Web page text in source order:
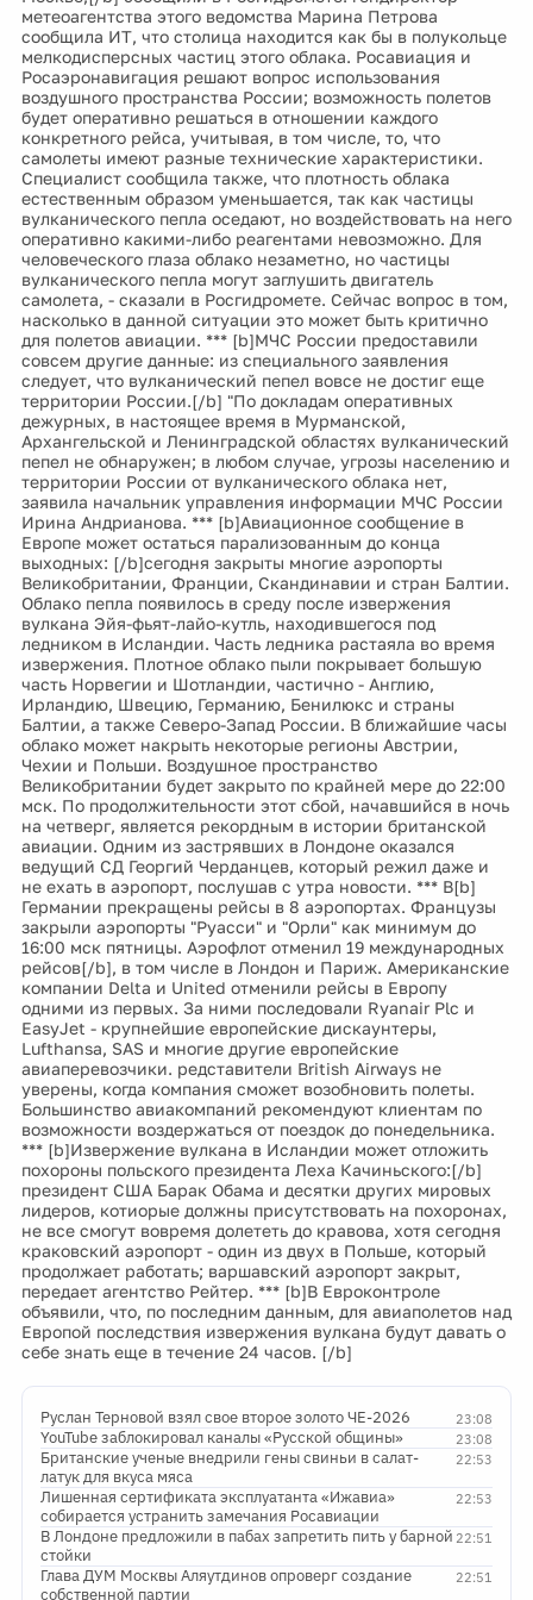
метеоагентства этого ведомства Марина Петрова
сообщила ИТ, что столица находится как бы в полукольце
мелкодисперсных частиц этого облака. Росавиация и
Росаэронавигация решают вопрос использования
воздушного пространства России; возможность полетов
будет оперативно решаться в отношении каждого
конкретного рейса, учитывая, в том числе, то, что
самолеты имеют разные технические характеристики.
Специалист сообщила также, что плотность облака
естественным образом уменьшается, так как частицы
вулканического пепла оседают, но воздействовать на него
оперативно какими-либо реагентами невозможно. Для
человеческого глаза облако незаметно, но частицы
вулканического пепла могут заглушить двигатель
самолета, - сказали в Росгидромете. Сейчас вопрос в том,
насколько в данной ситуации это может быть критично
для полетов авиации. *** [b]МЧС России предоставили
совсем другие данные: из специального заявления
следует, что вулканический пепел вовсе не достиг еще
территории России.[/b] "По докладам оперативных
дежурных, в настоящее время в Мурманской,
Архангельской и Ленинградской областях вулканический
пепел не обнаружен; в любом случае, угрозы населению и
территории России от вулканического облака нет,
заявила начальник управления информации МЧС России
Ирина Андрианова. *** [b]Авиационное сообщение в
Европе может остаться парализованным до конца
выходных: [/b]сегодня закрыты многие аэропорты
Великобритании, Франции, Скандинавии и стран Балтии.
Облако пепла появилось в среду после извержения
вулкана Эйя-фьят-лайо-кутль, находившегося под
ледником в Исландии. Часть ледника растаяла во время
извержения. Плотное облако пыли покрывает большую
часть Норвегии и Шотландии, частично - Англию,
Ирландию, Швецию, Германию, Бенилюкс и страны
Балтии, а также Северо-Запад России. В ближайшие часы
облако может накрыть некоторые регионы Австрии,
Чехии и Польши. Воздушное пространство
Великобритании будет закрыто по крайней мере до 22:00
мск. По продолжительности этот сбой, начавшийся в ночь
на четверг, является рекордным в истории британской
авиации. Одним из застрявших в Лондоне оказался
ведущий СД Георгий Черданцев, который режил даже и
не ехать в аэропорт, послушав с утра новости. *** В[b]
Германии прекращены рейсы в 8 аэропортах. Французы
закрыли аэропорты "Руасси" и "Орли" как минимум до
16:00 мск пятницы. Аэрофлот отменил 19 международных
рейсов[/b], в том числе в Лондон и Париж. Американские
компании Delta и United отменили рейсы в Европу
одними из первых. За ними последовали Ryanair Plc и
EasyJet - крупнейшие европейские дискаунтеры,
Lufthansa, SAS и многие другие европейские
авиаперевозчики. редставители British Airways не
уверены, когда компания сможет возобновить полеты.
Большинство авиакомпаний рекомендуют клиентам по
возможности воздержаться от поездок до понедельника.
*** [b]Извержение вулкана в Исландии может отложить
похороны польского президента Леха Качиньского:[/b]
президент США Барак Обама и десятки других мировых
лидеров, котиорые должны присутствовать на похоронах,
не все смогут вовремя долететь до кравова, хотя сегодня
краковский аэропорт - один из двух в Польше, который
продолжает работать; варшавский аэропорт закрыт,
передает агентство Рейтер. *** [b]В Евроконтроле
объявили, что, по последним данным, для авиаполетов над
Европой последствия извержения вулкана будут давать о
себе знать еще в течение 24 часов. [/b]
23:08
Руслан Терновой взял свое второе золото ЧЕ-2026
23:08
YouTube заблокировал каналы «Русской общины»
22:53
Британские ученые внедрили гены свиньи в салат-
латук для вкуса мяса
22:53
Лишенная сертификата эксплуатанта «Ижавиа»
собирается устранить замечания Росавиации
22:51
В Лондоне предложили в пабах запретить пить у барной
стойки
22:51
Глава ДУМ Москвы Аляутдинов опроверг создание
собственной партии